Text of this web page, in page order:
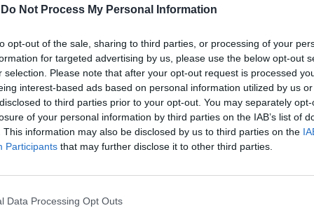
Do Not Process My Personal Information
opt-out of the sale, sharing to third parties, or processing of your
for targeted advertising by us, please use the below opt-out
selection. Please note that after your opt-out request is processed
interest-based ads based on personal information utilized by us
to third parties prior to your opt-out. You may separately
of your personal information by third parties on the IAB’s list of
This information may also be disclosed by us to third parties on the
Participants that may further disclose it to other third parties.
Data Processing Opt Outs
Centrale Operativo) sono riuniti, in
delle indagini sulle partite truccate.
aveva parlato per circa 3 ore con il
federale Stefano Palazzi. Intanto oggi il
potrebbe decidere sulle istanze di
libertà presentate dai legali di alcuni dei
il 1 giugno scorso, tra cui l'ex bomber
Beppe Signori, che si trova agli arresti
sua casa di Bologna.
Trump, Meloni e la strategia